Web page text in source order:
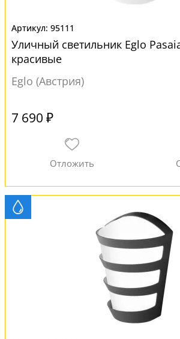
95111
Уличный светильник Eglo
красивые
Eglo (Австрия)
7 690 ₽